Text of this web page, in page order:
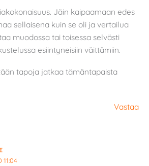
Jäin kaipaamaan edes
sellaisena kuin se oli ja vertailua
muodossa tai toisessa selvästi
esiintyneisiin väittämiin.
tapoja jatkaa tämäntapaista
Vastaa
11:04